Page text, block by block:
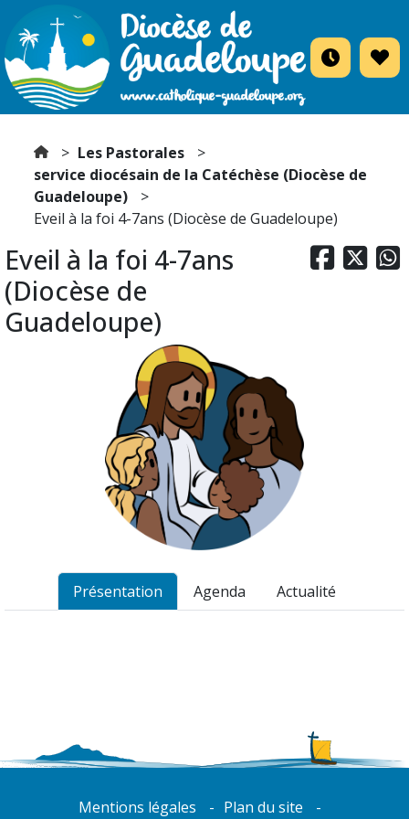
Les Pastorales
service diocésain de la Catéchèse (Diocèse de
Guadeloupe)
Eveil à la foi 4-7ans (Diocèse de Guadeloupe)
  
Eveil à la foi 4-7ans
(Diocèse de
Guadeloupe)
Présentation Agenda Actualité
Mentions légales Plan du site